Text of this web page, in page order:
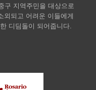
구 지역주민을 대상으로
외되고 어려운 이들에게
디딤돌이 되어줍니다.